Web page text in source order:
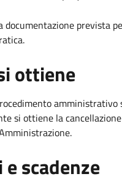
prevista
ottiene
amministrativo
si ottiene la
e scadenze